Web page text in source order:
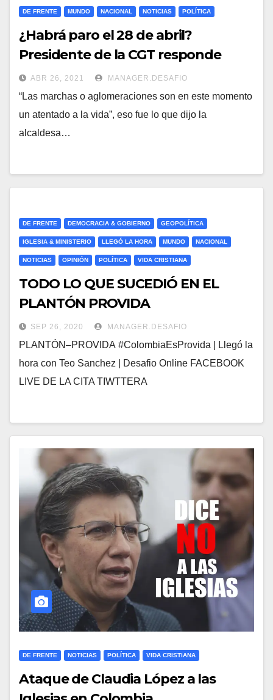
DE FRENTE MUNDO NACIONAL NOTICIAS POLÍTICA
¿Habrá paro el 28 de abril?
Presidente de la CGT responde
ABR 26, 2021 MANAGER.DESAFIO
“Las marchas o aglomeraciones son en este momento
un atentado a la vida”, eso fue lo que dijo la
alcaldesa…
DE FRENTE DEMOCRACIA & GOBIERNO GEOPOLÍTICA
IGLESIA & MINISTERIO LLEGÓ LA HORA MUNDO NACIONAL
NOTICIAS OPINIÓN POLÍTICA VIDA CRISTIANA
TODO LO QUE SUCEDIÓ EN EL
PLANTÓN PROVIDA
SEP 26, 2020 MANAGER.DESAFIO
PLANTÓN–PROVIDA #ColombiaEsProvida | Llegó la
hora con Teo Sanchez | Desafio Online FACEBOOK
LIVE DE LA CITA TIWTTERA
DE FRENTE NOTICIAS POLÍTICA VIDA CRISTIANA
Ataque de Claudia López a las